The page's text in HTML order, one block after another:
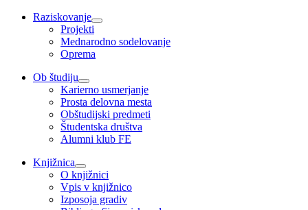
Raziskovanje
Projekti
Mednarodno sodelovanje
Oprema
Ob študiju
Karierno usmerjanje
Prosta delovna mesta
Obštudijski predmeti
Študentska društva
Alumni klub FE
Knjižnica
O knjižnici
Vpis v knjižnico
Izposoja gradiv